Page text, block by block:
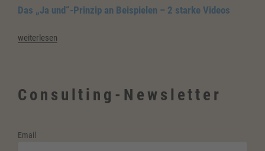
Das „Ja und“-Prinzip an Beispielen – 2 starke Videos
„Das
fuer
weiterlesen
Consulting-Newsletter
Email